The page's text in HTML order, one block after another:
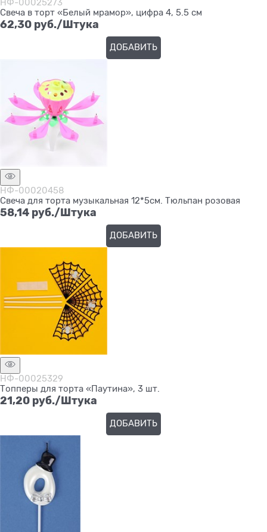
НФ-00025273
Свеча в торт «Белый мрамор», цифра 4, 5.5 см
62,30 руб./Штука
ДОБАВИТЬ
НФ-00020458
Свеча для торта музыкальная 12*5см. Тюльпан розовая
58,14 руб./Штука
ДОБАВИТЬ
НФ-00025329
Топперы для торта «Паутина», 3 шт.
21,20 руб./Штука
ДОБАВИТЬ